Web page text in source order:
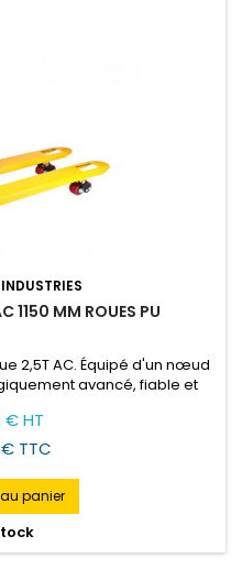
1150 MM ROUES PU
2,5T AC. Équipé d'un nœud
avancé, fiable et
pour une utilisation dans
de travail.
€ HT
TTC
panier